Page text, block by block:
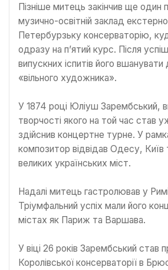
Пізніше митець закінчив ще один
музично-освітній заклад
Петербурзьку консерваторію,
одразу на п’ятий курс. Після
випускних іспитів його
«вільного художника».
У 1874 році Юліуш Зарембський,
творчості якого на той час став
здійснив концертне турне. У
композитор відвідав Одесу, Київ
великих українських міст.
Надалі митець гастролював у
Тріумфальний успіх мали його
містах як Париж та Варшава.
У віці 26 років Зарембський став
Королівської консерваторії в